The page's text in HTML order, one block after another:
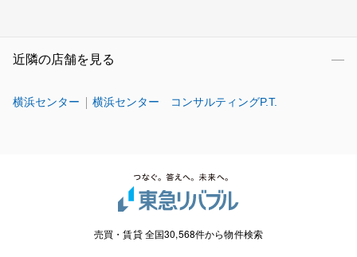
近隣の店舗を見る
横浜センター 横浜センター コンサルティングP.T.
売買・賃貸 全国30,568件から物件検索